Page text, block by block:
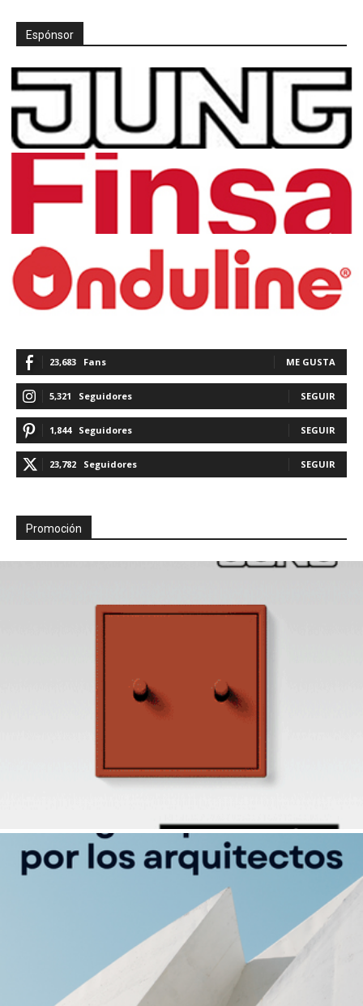
Espónsor
23,683 Fans ME GUSTA
5,321 Seguidores SEGUIR
1,844 Seguidores SEGUIR
23,782 Seguidores SEGUIR
Promoción